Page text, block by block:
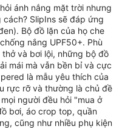
ánh nắng mặt trời nhưng
SlipIns sẽ đáp ứng
Bộ đồ lặn của họ che
nắng UPF50+. Phù
và bơi lội, những bộ đồ
mái mà vẫn bền bỉ và cực
là mẫu yêu thích của
rực rỡ và thường là chủ đề
người đều hỏi "mua ở
bơi, áo crop top, quần
cũng như nhiều phụ kiện